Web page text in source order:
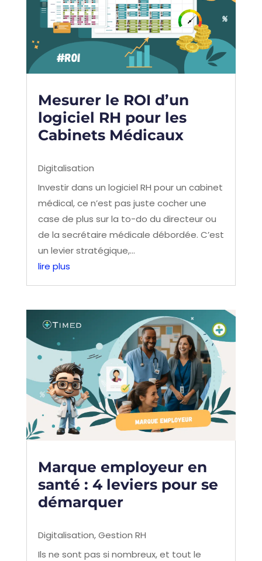
Mesurer le ROI d’un
logiciel RH pour les
Cabinets Médicaux
Digitalisation
Investir dans un logiciel RH pour un cabinet
médical, ce n’est pas juste cocher une
case de plus sur la to-do du directeur ou
de la secrétaire médicale débordée. C’est
un levier stratégique,...
lire plus
Marque employeur en
santé : 4 leviers pour se
démarquer
Digitalisation,Gestion RH
Ils ne sont pas si nombreux, et tout le